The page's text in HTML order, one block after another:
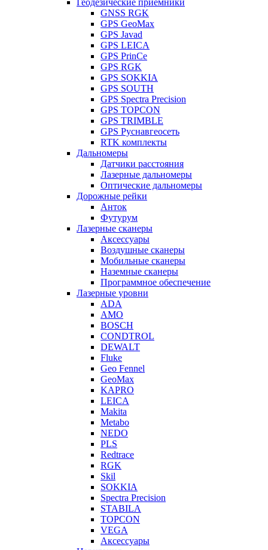
Геодезические приемники
GNSS RGK
GPS GeoMax
GPS Javad
GPS LEICA
GPS PrinCe
GPS RGK
GPS SOKKIA
GPS SOUTH
GPS Spectra Precision
GPS TOPCON
GPS TRIMBLE
GPS Руснавгеосеть
RTK комплекты
Дальномеры
Датчики расстояния
Лазерные дальномеры
Оптические дальномеры
Дорожные рейки
Анток
Футурум
Лазерные сканеры
Аксессуары
Воздушные сканеры
Мобильные сканеры
Наземные сканеры
Программное обеспечение
Лазерные уровни
ADA
AMO
BOSCH
CONDTROL
DEWALT
Fluke
Geo Fennel
GeoMax
KAPRO
LEICA
Makita
Metabo
NEDO
PLS
Redtrace
RGK
Skil
SOKKIA
Spectra Precision
STABILA
TOPCON
VEGA
Аксессуары